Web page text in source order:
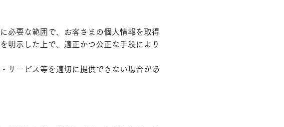
必要な範囲で、お客さまの個人情報を取得
明示した上で、適正かつ公正な手段により
サービス等を適切に提供できない場合があ